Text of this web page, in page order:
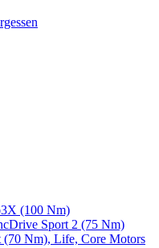
(100 Nm)
Sport 2 (75 Nm)
(70 Nm), Life, Core Motors